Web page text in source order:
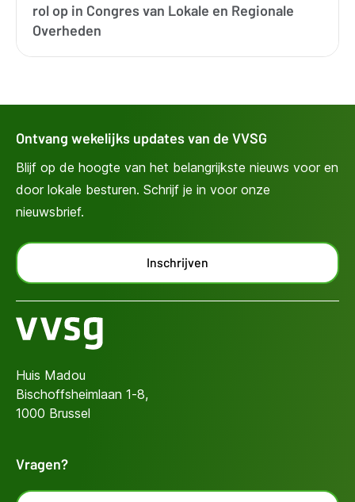
rol op in Congres van Lokale en Regionale
Overheden
Ontvang wekelijks updates van de VVSG
Blijf op de hoogte van het belangrijkste nieuws voor en
door lokale besturen. Schrijf je in voor onze
nieuwsbrief.
Inschrijven
Huis Madou
Bischoffsheimlaan 1-8,
1000 Brussel
Vragen?